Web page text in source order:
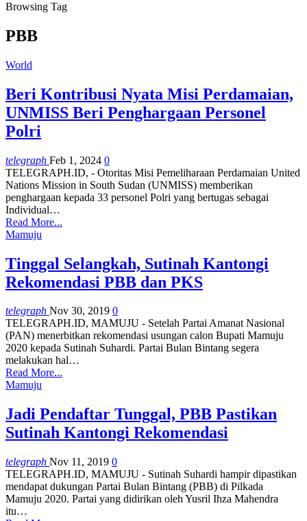
Browsing Tag
PBB
World
Beri Kontribusi Nyata Misi Perdamaian,
UNMISS Beri Penghargaan Personel
Polri
telegraph Feb 1, 2024 0
TELEGRAPH.ID, - Otoritas Misi Pemeliharaan Perdamaian United
Nations Mission in South Sudan (UNMISS) memberikan
penghargaan kepada 33 personel Polri yang bertugas sebagai
Individual…
Read More...
Mamuju
Tinggal Selangkah, Sutinah Kantongi
Rekomendasi PBB dan PKS
telegraph Nov 30, 2019 0
TELEGRAPH.ID, MAMUJU - Setelah Partai Amanat Nasional
(PAN) menerbitkan rekomendasi usungan calon Bupati Mamuju
2020 kepada Sutinah Suhardi. Partai Bulan Bintang segera
melakukan hal…
Read More...
Mamuju
Jadi Pendaftar Tunggal, PBB Pastikan
Sutinah Kantongi Rekomendasi
telegraph Nov 11, 2019 0
TELEGRAPH.ID, MAMUJU - Sutinah Suhardi hampir dipastikan
mendapat dukungan Partai Bulan Bintang (PBB) di Pilkada
Mamuju 2020. Partai yang didirikan oleh Yusril Ihza Mahendra
itu…